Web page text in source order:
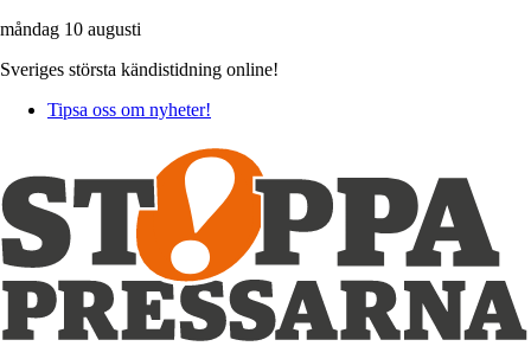
måndag 10 augusti
Sveriges största kändistidning online!
Tipsa oss om nyheter!